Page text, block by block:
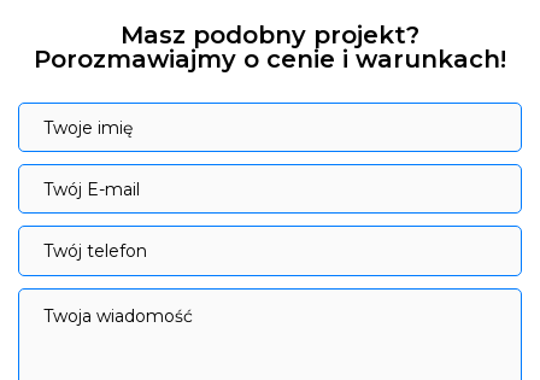
Masz podobny projekt?
Porozmawiajmy o cenie i warunkach!
Twoje imię
Twoje imię
Twój E-mail
Twój E-mail
Twój telefon
Twój telefon
Twoja wiadomość
Twoja wiadomość